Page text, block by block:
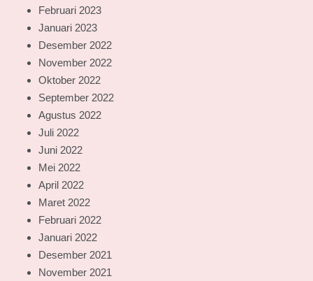
Februari 2023
Januari 2023
Desember 2022
November 2022
Oktober 2022
September 2022
Agustus 2022
Juli 2022
Juni 2022
Mei 2022
April 2022
Maret 2022
Februari 2022
Januari 2022
Desember 2021
November 2021